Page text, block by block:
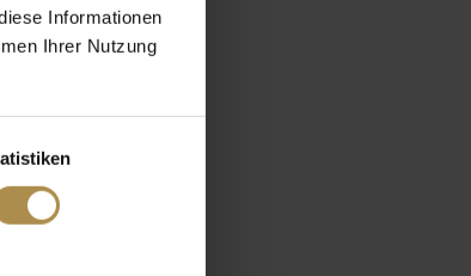
Informationen
Ihrer Nutzung